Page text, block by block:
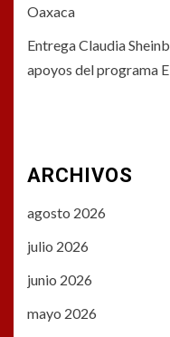
Oaxaca
Entrega Claudia
apoyos del programa
ARCHIVOS
agosto 2026
julio 2026
junio 2026
mayo 2026